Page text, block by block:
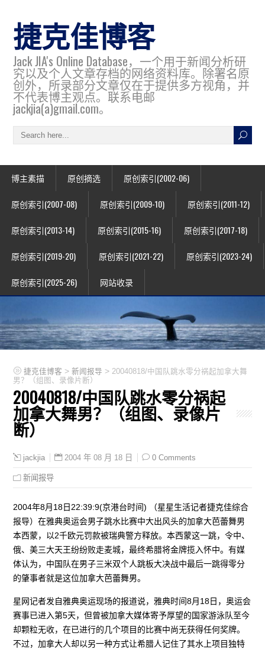
捷克佳博客
Jack JIA's Online Database，一个用于新闻分析研
究以及个人文章存档的网络资料库。除署名原
创外，所录部分文章仅在于提供多方视角，并
不代表博主观点。联系电邮
jackjia(a)gmail.com。
博主素描 原创摘选 原创索引(2002-06)
原创索引(2007-08) 原创索引(2009-10) 原创索引(2011-12)
原创索引(2013-14) 原创索引(2015-16) 原创索引(2017-18)
原创索引(2019-20) 原创索引(2021-22) 原创索引(2023-24)
原创索引(2025-26) 网站收录
捷克佳博客 >新闻报导 > 20040818/中国队跳水零分祸起加拿大舞
男？（组图、录像片断）
20040818/中国队跳水零分祸起
加拿大舞男？（组图、录像片
断）
jackjia 2004 年 08 月 18 日 0 Comments
新闻报导
2004年8月18日22:39:9(京港台时间) （星星生活记者捷克佳综合
报导）在雅典奥运会男子跳水比赛中大出风头的加拿大芭蕾舞男
本西蒙，以2千欧元罚款被瑞典警方释放。本西蒙这一跳，令中、
俄、美三大天王纷纷败走麦城，最终希腊将金牌揽入怀中。有媒
体认为，中国队在男子三米双个人跳板大决战中最后一跳得零分
的肇事者就是这位加拿大芭蕾舞男。
星网记者发自雅典奥运现场的报道说，雅典时间8月18日，奥运会
赛事已进入第5天，但曾被加拿大媒体寄予厚望的国家游泳队至今
却颗粒无收，在已进行的几个项目的比赛中尚无获得任何奖牌。
不过，加拿大人却以另一种方式让希腊人记住了其水上项目独特